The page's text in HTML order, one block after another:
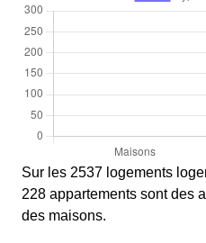
Sur les 2537 logements
228 appartements sont des
des maisons.